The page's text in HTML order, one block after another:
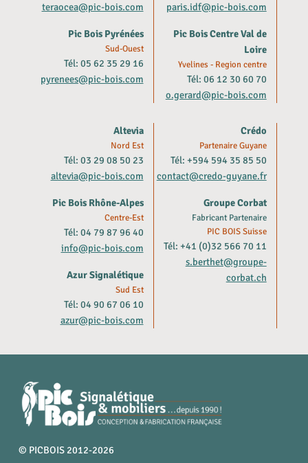
teraocea@pic-bois.com
Pic Bois Pyrénées
Sud-Ouest
Tél: 05 62 35 29 16
pyrenees@pic-bois.com
paris.idf@pic-bois.com
Pic Bois Centre Val de
Loire
Yvelines - Region centre
Tél: 06 12 30 60 70
o.gerard@pic-bois.com
Altevia
Nord Est
Tél: 03 29 08 50 23
altevia@pic-bois.com
Pic Bois Rhône-Alpes
Centre-Est
Tél: 04 79 87 96 40
info@pic-bois.com
Azur Signalétique
Sud Est
Tél: 04 90 67 06 10
azur@pic-bois.com
Crédo
Partenaire Guyane
Tél: +594 594 35 85 50
contact@credo-guyane.fr
Groupe Corbat
Fabricant Partenaire
PIC BOIS Suisse
Tél: +41 (0)32 566 70 11
s.berthet@groupe-
corbat.ch
© PICBOIS 2012-2026